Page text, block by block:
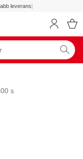
leverans|
s